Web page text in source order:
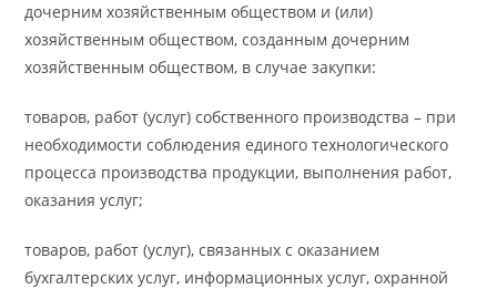
дочерним хозяйственным обществом и (или)
хозяйственным обществом, созданным дочерним
хозяйственным обществом, в случае закупки:
товаров, работ (услуг) собственного производства – при
необходимости соблюдения единого технологического
процесса производства продукции, выполнения работ,
оказания услуг;
товаров, работ (услуг), связанных с оказанием
бухгалтерских услуг, информационных услуг, охранной